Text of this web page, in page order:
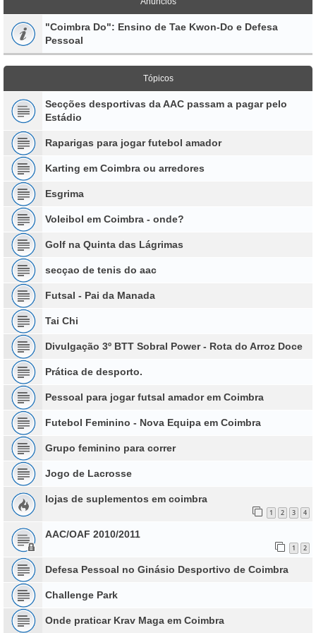
"Coimbra Do": Ensino de Tae Kwon-Do e Defesa
Pessoal
Tópicos
Secções desportivas da AAC passam a pagar pelo
Estádio
Raparigas para jogar futebol amador
Karting em Coimbra ou arredores
Esgrima
Voleibol em Coimbra - onde?
Golf na Quinta das Lágrimas
secçao de tenis do aac
Futsal - Pai da Manada
Tai Chi
Divulgação 3º BTT Sobral Power - Rota do Arroz Doce
Prática de desporto.
Pessoal para jogar futsal amador em Coimbra
Futebol Feminino - Nova Equipa em Coimbra
Grupo feminino para correr
Jogo de Lacrosse
lojas de suplementos em coimbra
1 2 3 4
AAC/OAF 2010/2011
1 2
Defesa Pessoal no Ginásio Desportivo de Coimbra
Challenge Park
Onde praticar Krav Maga em Coimbra